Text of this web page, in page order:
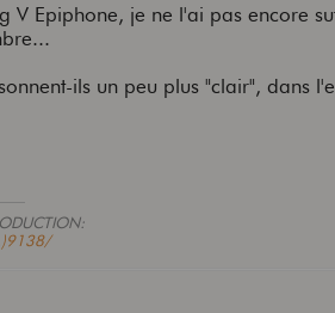
V Epiphone, je ne l'ai pas encore
ils un peu plus "clair", dans